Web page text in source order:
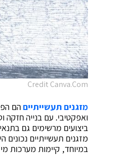
Credit Canva.Com
מזגנים תעשייתייםהם
ואפקטיבי. עם בנייה חזקה
ביצועים מרשימים גם
מזגנים תעשייתיים נכונים
במיוחד, קיימות מערכות